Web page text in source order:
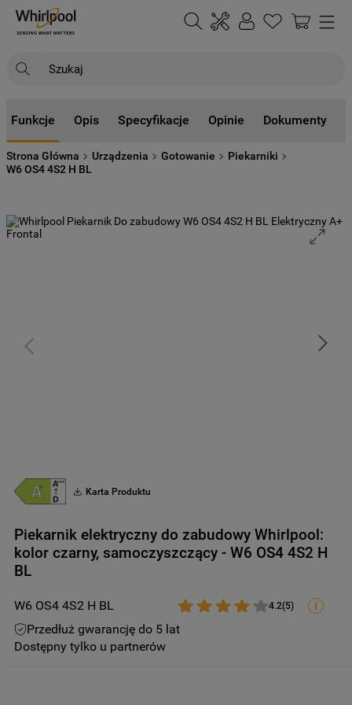
Funkcje Opis Specyfikacje Opinie Dokumenty
Strona Główna Urządzenia Gotowanie
Piekarniki
W6 OS4 4S2 H BL
Karta Produktu
Piekarnik elektryczny do zabudowy Whirlpool:
kolor czarny, samoczyszczący - W6 OS4 4S2 H
BL
W6 OS4 4S2 H BL 4.2(5)
Przedłuż gwarancję do 5 lat
Dostępny tylko u partnerów
NAJCZĘŚCIEJ SZUKANE
1.
2. lodówki
4. pralka